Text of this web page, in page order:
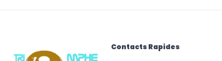
Contacts Rapides